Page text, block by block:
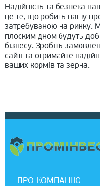
Надійність та безпека
це те, що робить нашу
затребуваною на ринку.
плоским дном будуть
бізнесу. Зробіть
сайті та отримайте
ваших кормів та зерна.
ПРО КОМПАНІЮ